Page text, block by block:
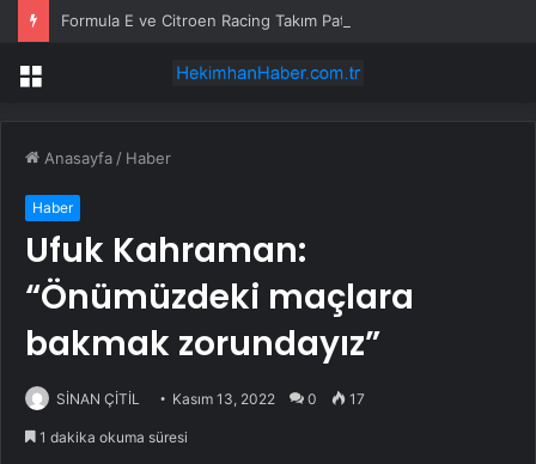
Menü
Anasayfa / Haber
Haber
Ufuk Kahraman:
“Önümüzdeki maçlara
bakmak zorundayız”
SİNAN ÇİTİL Kasım 13, 2022 0 17
1 dakika okuma süresi